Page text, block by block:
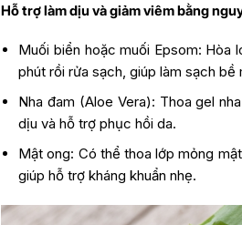
Hỗ trợ làm dịu và giảm viêm bằng
Muối biển hoặc muối Epsom: Hòa
phút rồi rửa sạch, giúp làm sạch bề
Nha đam (Aloe Vera): Thoa gel
dịu và hỗ trợ phục hồi da.
Mật ong: Có thể thoa lớp mỏng
giúp hỗ trợ kháng khuẩn nhẹ.